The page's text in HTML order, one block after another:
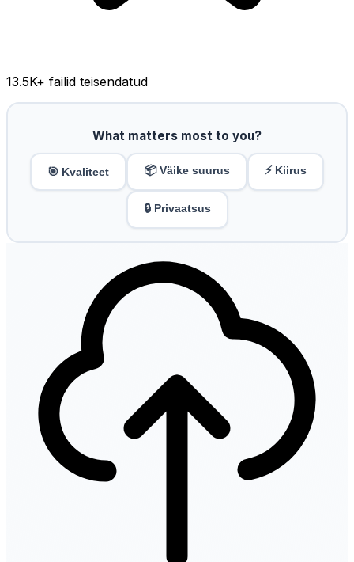
13.5K+ failid teisendatud
What matters most to you?
🎯 Kvaliteet 📦 Väike suurus ⚡ Kiirus
🔒 Privaatsus